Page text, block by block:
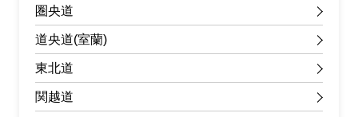
圏央道
道央道(室蘭)
東北道
関越道